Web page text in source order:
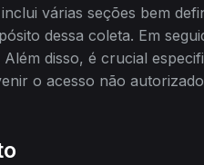
várias seções bem
dessa coleta. Em
disso, é crucial
o acesso não